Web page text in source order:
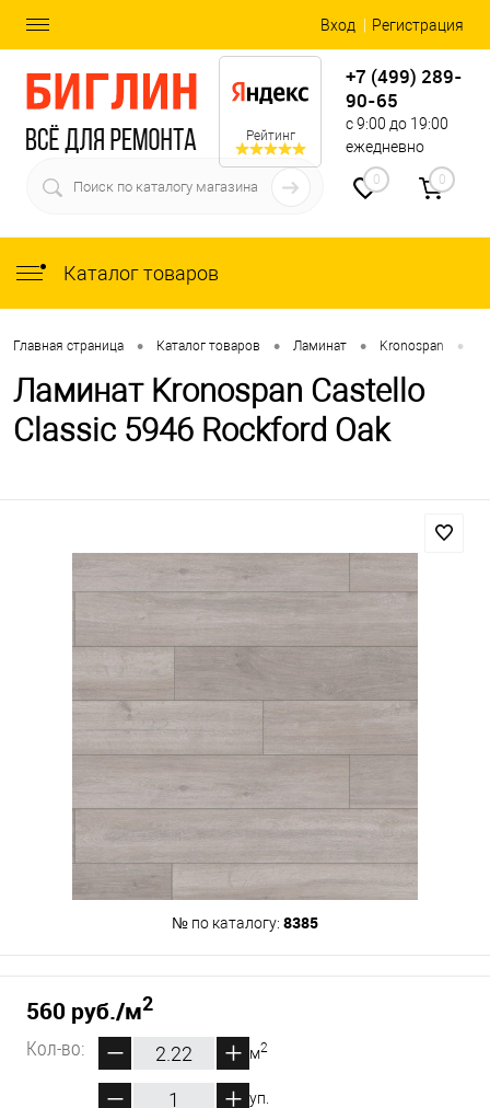
Вход Регистрация
Рейтинг
+7 (499) 289-
90-65
с 9:00 до 19:00
ежедневно
0 0
Каталог товаров
Главная страница • Каталог товаров • Ламинат • Kronospan •
Ламинат Kronospan Castello
Classic 5946 Rockford Oak
№ по каталогу: 8385
560 руб./м2
Кол-во:
м2
уп.